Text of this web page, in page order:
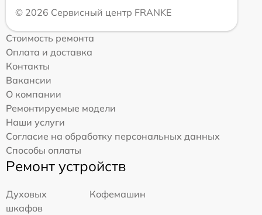
© 2026 Сервисный центр FRANKE
Стоимость ремонта
Оплата и доставка
Контакты
Вакансии
О компании
Ремонтируемые модели
Наши услуги
Согласие на обработку персональных данных
Способы оплаты
Ремонт устройств
Духовых
шкафов
Кофемашин